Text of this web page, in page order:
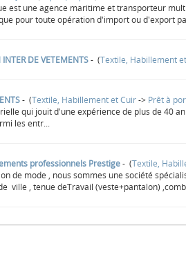
est une agence maritime et transporteur
pour toute opération d'import ou d'export
DE VETEMENTS- (Textile, Habillement
- (Textile, Habillement et Cuir-> Prêt à
qui jouit d'une expérience de plus de 40
les entr...
professionnels Prestige- (Textile,
de mode , nous sommes une société
ville , tenue deTravail (veste+pantalon)